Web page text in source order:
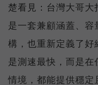
楚看見：台灣大哥
是一套兼顧涵蓋、
構，也重新定義了好
是測速最快，而是
情境，都能提供穩